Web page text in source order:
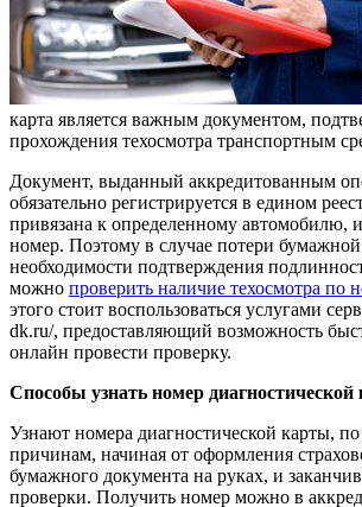
карта является важным документом,
прохождения техосмотра транспортным
Документ, выданный аккредитованным
обязательно регистрируется в едином
привязана к определенному автомобилю,
номер. Поэтому в случае потери
необходимости подтверждения
можно проверить наличие техосмотра по
этого стоит воспользоваться услугами
dk.ru/, предоставляющий возможность
онлайн провести проверку.
Способы узнать номер диагностической
Узнают номера диагностической карты,
причинам, начиная от оформления
бумажного документа на руках, и
проверки. Получить номер можно в